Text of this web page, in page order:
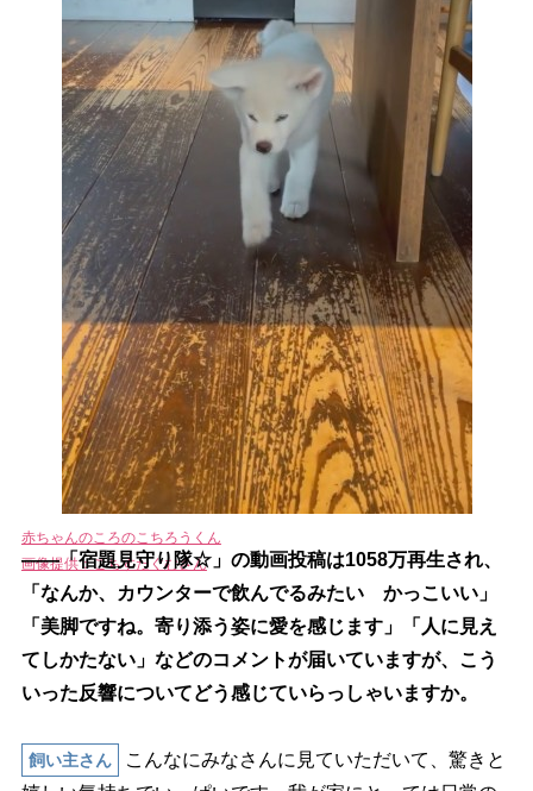
赤ちゃんのころのこちろうくん
画像提供：こちすたぐむさん
――「宿題見守り隊☆」の動画投稿は1058万再生され、
「なんか、カウンターで飲んでるみたい かっこいい」
「美脚ですね。寄り添う姿に愛を感じます」「人に見え
てしかたない」などのコメントが届いていますが、こう
いった反響についてどう感じていらっしゃいますか。
飼い主さん
こんなにみなさんに見ていただいて、驚きと